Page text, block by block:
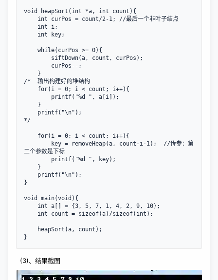
void heapSort(int *a, int count){
int curPos = count/2-1; //最后一个非叶子结点
int i;
int key;
while(curPos >= 0){
siftDown(a, count, curPos);
curPos--;
}
/*  输出构建好的堆结构
for(i = 0; i < count; i++){
printf("%d ", a[i]);
}
printf("\n");
*/
for(i = 0; i < count; i++){
key = removeHeap(a, count-i-1);  //传参：第
二个参数是下标
printf("%d ", key);
}
printf("\n");
}
void main(void){
int a[] = {3, 5, 7, 1, 4, 2, 9, 10};
int count = sizeof(a)/sizeof(int);
heapSort(a, count);
}
(3)、结果截图